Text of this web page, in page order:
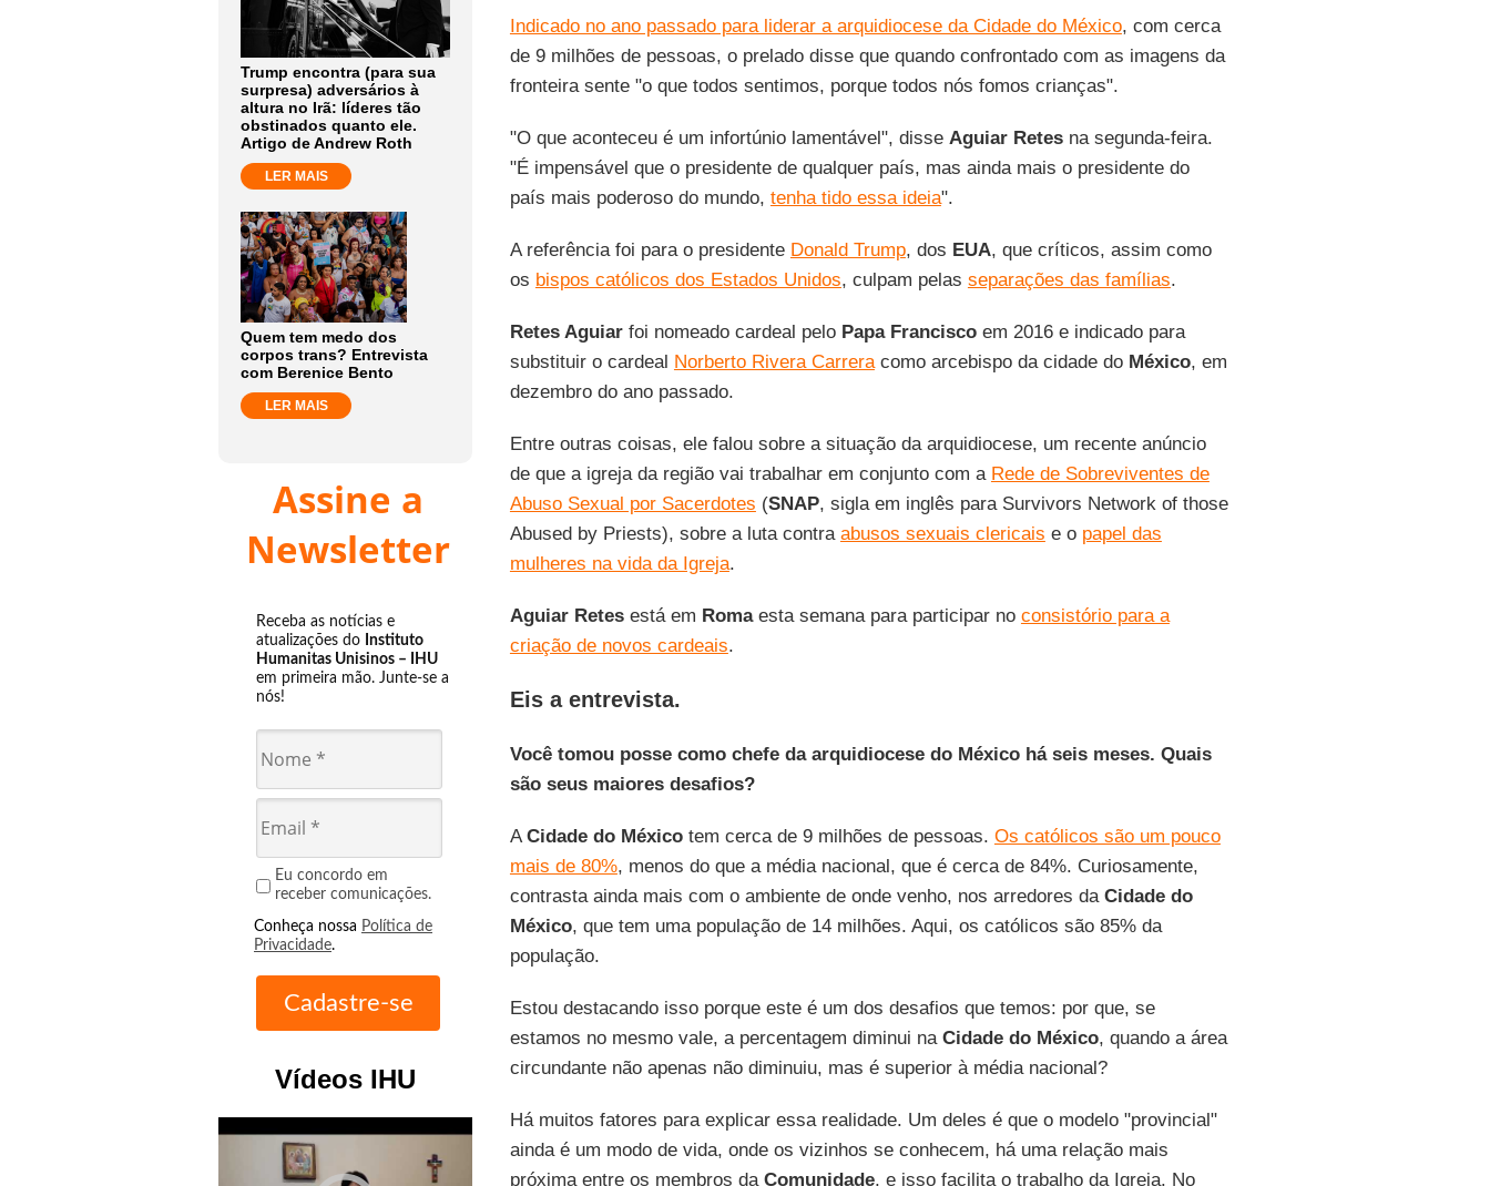
Trump encontra (para sua
surpresa) adversários à
altura no Irã: líderes tão
obstinados quanto ele.
Artigo de Andrew Roth
LER MAIS
Quem tem medo dos
corpos trans? Entrevista
com Berenice Bento
LER MAIS
Assine a
Newsletter
Receba as notícias e
atualizações do Instituto
Humanitas Unisinos – IHU
em primeira mão. Junte-se a
nós!
Eu concordo em
receber comunicações.
Conheça nossa Política de
Privacidade.
Vídeos IHU
Indicado no ano passado para liderar a arquidiocese da Cidade do México, com cerca
de 9 milhões de pessoas, o prelado disse que quando confrontado com as imagens da
fronteira sente "o que todos sentimos, porque todos nós fomos crianças".
"O que aconteceu é um infortúnio lamentável", disse Aguiar Retesna segunda-feira.
"É impensável que o presidente de qualquer país, mas ainda mais o presidente do
país mais poderoso do mundo, tenha tido essa ideia".
A referência foi para o presidente Donald Trump, dos EUA, que críticos, assim como
os bispos católicos dos Estados Unidos, culpam pelas separações das famílias.
Retes Aguiarfoi nomeado cardeal pelo Papa Franciscoem 2016 e indicado para
substituir o cardeal Norberto Rivera Carreracomo arcebispo da cidade do México, em
dezembro do ano passado.
Entre outras coisas, ele falou sobre a situação da arquidiocese, um recente anúncio
de que a igreja da região vai trabalhar em conjunto com a Rede de Sobreviventes de
Abuso Sexual por Sacerdotes (SNAP, sigla em inglês para Survivors Network of those
Abused by Priests), sobre a luta contra abusos sexuais clericais e o papel das
mulheres na vida da Igreja.
Aguiar Retesestá em Romaesta semana para participar no consistório para a
criação de novos cardeais.
Eis a entrevista.
Você tomou posse como chefe da arquidiocese do México há seis meses. Quais
são seus maiores desafios?
ACidade do Méxicotem cerca de 9 milhões de pessoas. Os católicos são um pouco
mais de 80%, menos do que a média nacional, que é cerca de 84%. Curiosamente,
contrasta ainda mais com o ambiente de onde venho, nos arredores da Cidade do
México, que tem uma população de 14 milhões. Aqui, os católicos são 85% da
população.
Estou destacando isso porque este é um dos desafios que temos: por que, se
estamos no mesmo vale, a percentagem diminui na Cidade do México, quando a área
circundante não apenas não diminuiu, mas é superior à média nacional?
Há muitos fatores para explicar essa realidade. Um deles é que o modelo "provincial"
ainda é um modo de vida, onde os vizinhos se conhecem, há uma relação mais
próxima entre os membros da Comunidade, e isso facilita o trabalho da Igreja. No